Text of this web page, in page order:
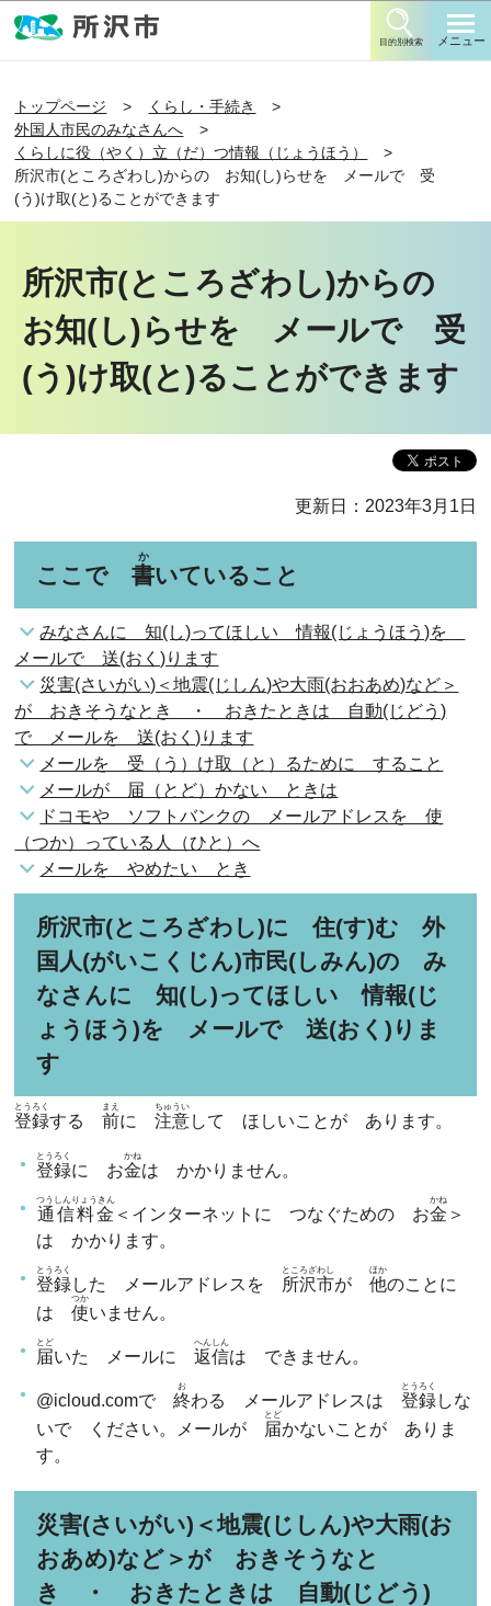
目的別検索 メニュー
トップページ
くらし・手続き
外国人市民のみなさんへ
くらしに役（やく）立（だ）つ情報（じょうほう）
所沢市(ところざわし)からの お知(し)らせを メールで 受
(う)け取(と)ることができます
所沢市(ところざわし)からの
お知(し)らせを メールで 受
(う)け取(と)ることができます
更新日：2023年3月1日
ここで書
か
いていること
みなさんに 知(し)ってほしい 情報(じょうほう)を
メールで 送(おく)ります
災害(さいがい)＜地震(じしん)や大雨(おおあめ)など＞
が おきそうなとき ・ おきたときは 自動(じどう)
で メールを 送(おく)ります
メールを 受（う）け取（と）るために すること
メールが 届（とど）かない ときは
ドコモや ソフトバンクの メールアドレスを 使
（つか）っている人（ひと）へ
メールを やめたい とき
所沢市(ところざわし)に 住(す)む 外
国人(がいこくじん)市民(しみん)の み
なさんに 知(し)ってほしい 情報(じ
ょうほう)を メールで 送(おく)りま
す
登録
とうろく
する前
まえ
に注意
ちゅうい
して ほしいことが あります。
登録
とうろく
に お金
かね
は かかりません。
通信料金
つうしんりょうきん
＜インターネットに つなぐための お金
かね
＞
は かかります。
登録
とうろく
した メールアドレスを 所沢市
ところざわし
が他
ほか
のことに
は使
つか
いません。
届
とど
いた メールに返信
へんしん
は できません。
@icloud.comで終
お
わる メールアドレスは登録
とうろく
しな
いで ください。メールが 届
とど
かないことが ありま
す。
災害(さいがい)＜地震(じしん)や大雨(お
おあめ)など＞が おきそうなと
き ・ おきたときは 自動(じどう)